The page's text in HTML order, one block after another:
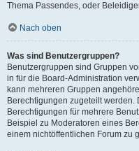
Thema Passendes, oder
Nach oben
Was sind Benutzergruppen?
Benutzergruppen sind Gruppen
in für die Board-Administration
kann mehreren Gruppen
Berechtigungen zugeteilt werden.
Berechtigungen für mehrere
Beispiel zu Moderatoren eines
einem nichtöffentlichen Forum zu